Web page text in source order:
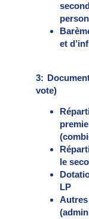
et
3:
vote)
le
LP